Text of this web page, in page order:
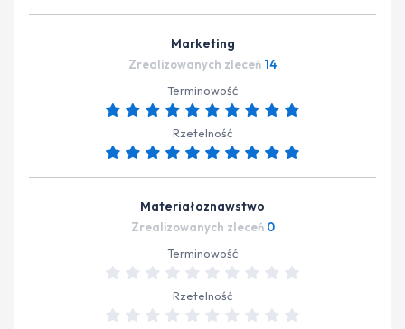
Marketing
Zrealizowanych zleceń 14
Terminowość
Rzetelność
Materiałoznawstwo
Zrealizowanych zleceń 0
Terminowość
Rzetelność